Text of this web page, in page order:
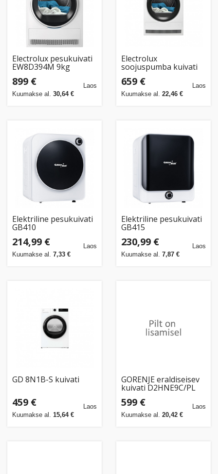
Electrolux pesukuivati
EW8D394M 9kg
soojuspumbaga
899 €
Kuumakse al. 30,64 €
Laos
Electrolux
soojuspumba kuivati
EW6D98BEE 8kg
659 €
Kuumakse al. 22,46 €
Laos
Elektriline pesukuivati
GB410
214,99 €
Kuumakse al. 7,33 €
Laos
Elektriline pesukuivati
GB415
230,99 €
Kuumakse al. 7,87 €
Laos
GD 8N1B-S kuivati
459 €
Kuumakse al. 15,64 €
Laos
GORENJE eraldiseisev
kuivati D2HNE9C/PL
SensitiveDrying
599 €
Kuumakse al. 20,42 €
Laos